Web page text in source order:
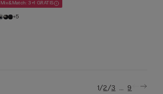
Mix&Match: 3+1 GRATIS
+5
1/2/3 ... 9